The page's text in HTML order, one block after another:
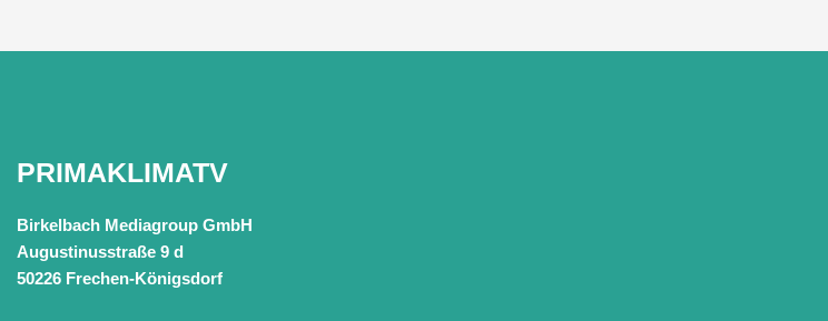
PRIMAKLIMATV
Birkelbach Mediagroup GmbH
Augustinusstraße 9 d
50226 Frechen-Königsdorf